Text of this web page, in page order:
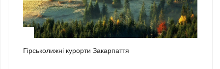
Гірськолижні курорти Закарпаття